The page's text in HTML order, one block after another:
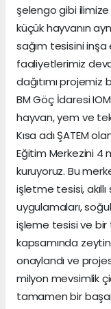
şelengo gibi
küçük hayvanın
sağım tesisini inşa
faaliyetlerimiz
dağıtımı projemiz
BM Göç İdaresi
hayvan, yem ve
Kısa adı ŞATEM
Eğitim Merkezini 4
kuruyoruz. Bu
işletme tesisi,
uygulamaları,
işleme tesisi ve bir
kapsamında
onaylandı ve
milyon mevsimlik
tamamen bir